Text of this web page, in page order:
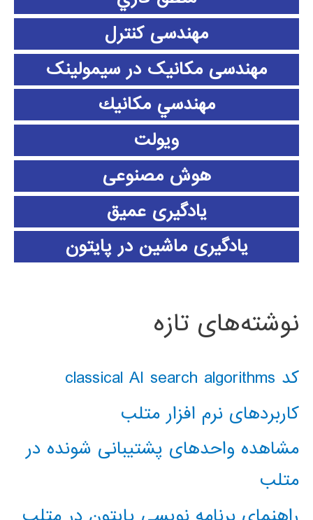
مهندسی کنترل
مهندسی مکانیک در سیمولینک
مهندسي مكانيك
ویولت
هوش مصنوعی
یادگیری عمیق
یادگیری ماشین در پایتون
نوشته‌های تازه
کد classical AI search algorithms
کاربردهای نرم افزار متلب
مشاهده واحدهای پشتیبانی شونده در
متلب